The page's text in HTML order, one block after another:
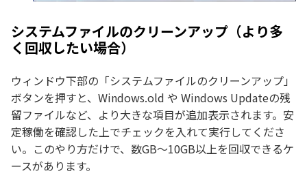
システムファイルのクリーンアップ（より多
く回収したい場合）
ウィンドウ下部の「システムファイルのクリーンアップ」
ボタンを押すと、Windows.old や Windows Updateの残
留ファイルなど、より大きな項目が追加表示されます。安
定稼働を確認した上でチェックを入れて実行してくださ
い。このやり方だけで、数GB〜10GB以上を回収できるケ
ースがあります。